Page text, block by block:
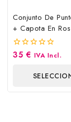
Conjunto De
+ Capota En
Empolvado
0
35 € IVA Incl.